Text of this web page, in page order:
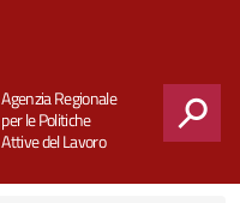
Agenzia Regionale
per le Politiche
Attive del Lavoro